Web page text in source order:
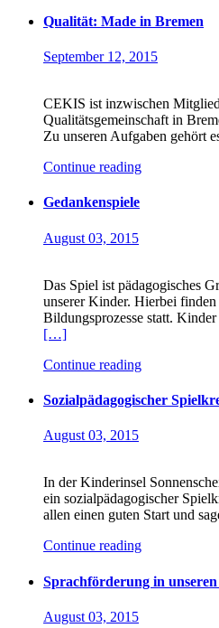
Qualität: Made in Bremen
September 12, 2015
CEKIS ist inzwischen
Qualitätsgemeinschaft in
Zu unseren Aufgaben gehört
Continue reading
Gedankenspiele
August 03, 2015
Das Spiel ist pädagogisches
unserer Kinder. Hierbei
Bildungsprozesse statt.
[…]
Continue reading
Sozialpädagogischer
August 03, 2015
In der Kinderinsel
ein sozialpädagogischer
allen einen guten Start und
Continue reading
Sprachförderung in
August 03, 2015